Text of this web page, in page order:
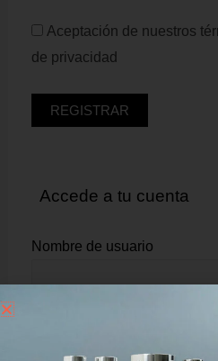
Aceptación de nuestros
de privacidad
Accede a tu cuenta
Nombre de usuario